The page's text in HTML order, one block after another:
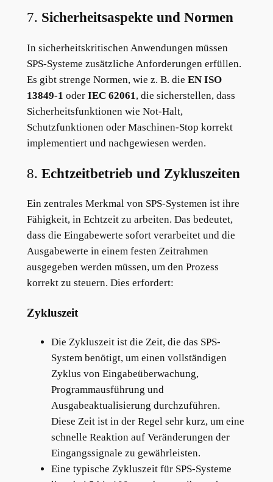
7. Sicherheitsaspekte und Normen
In sicherheitskritischen Anwendungen müssen
SPS-Systeme zusätzliche Anforderungen erfüllen.
Es gibt strenge Normen, wie z. B. die EN ISO
13849-1 oder IEC 62061 , die sicherstellen, dass
Sicherheitsfunktionen wie Not-Halt,
Schutzfunktionen oder Maschinen-Stop korrekt
implementiert und nachgewiesen werden.
8. Echtzeitbetrieb und Zykluszeiten
Ein zentrales Merkmal von SPS-Systemen ist ihre
Fähigkeit, in Echtzeit zu arbeiten. Das bedeutet,
dass die Eingabewerte sofort verarbeitet und die
Ausgabewerte in einem festen Zeitrahmen
ausgegeben werden müssen, um den Prozess
korrekt zu steuern. Dies erfordert:
Zykluszeit
Die Zykluszeit ist die Zeit, die das SPS-
System benötigt, um einen vollständigen
Zyklus von Eingabeüberwachung,
Programmausführung und
Ausgabeaktualisierung durchzuführen.
Diese Zeit ist in der Regel sehr kurz, um eine
schnelle Reaktion auf Veränderungen der
Eingangssignale zu gewährleisten.
Eine typische Zykluszeit für SPS-Systeme